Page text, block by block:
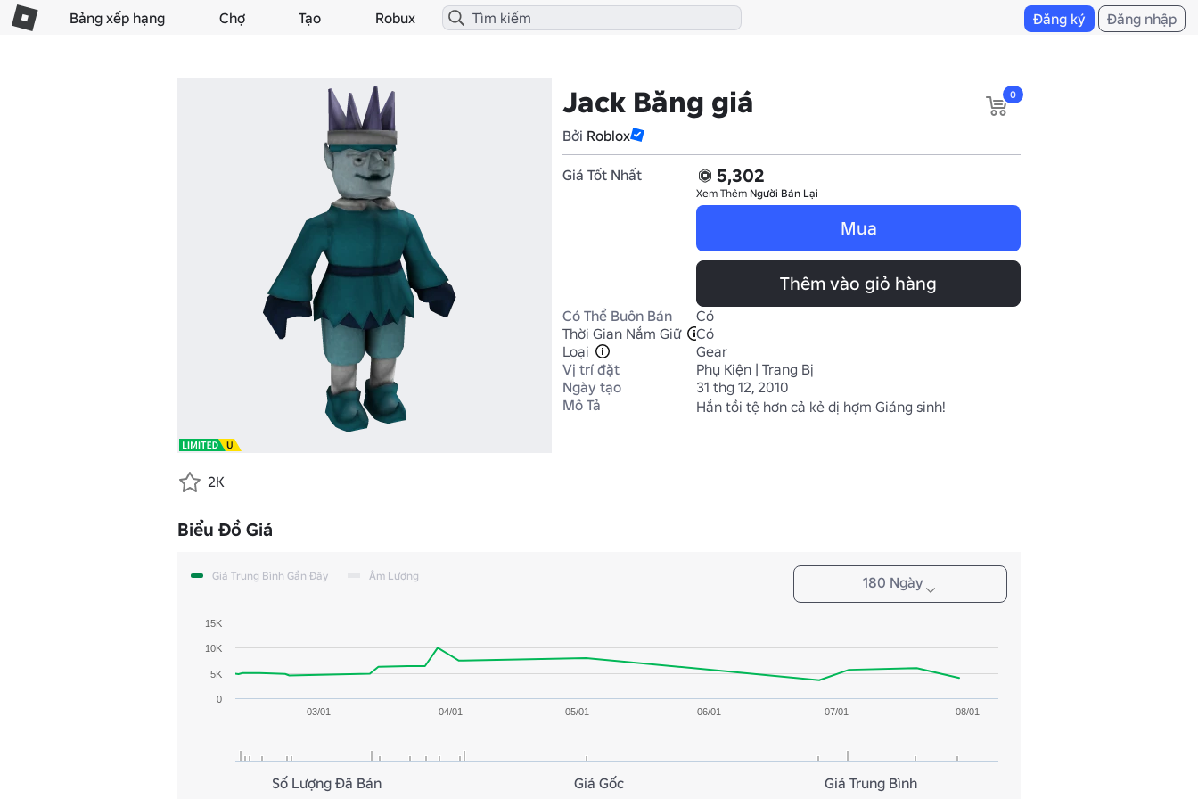
Bảng xếp hạng Chợ Tạo Robux Đăng ký Đăng nhập
Jack Băng giá
Bởi Roblox
0
Giá Tốt Nhất 5,302
Xem Thêm Người Bán Lại
Mua
Thêm vào giỏ hàng
Có Thể Buôn Bán
Có
Thời Gian Nắm Giữ
Có
Loại
Gear
Vị trí đặt
Phụ Kiện | Trang Bị
Ngày tạo
31 thg 12, 2010
Mô Tả
Hắn tồi tệ hơn cả kẻ dị hợm Giáng sinh!
2K
Biểu Đồ Giá
180 Ngày
Giá Trung Bình Gần Đây Âm Lượng
03/01 04/01 05/01 06/01 07/01 08/01
0
5K
10K
15K
Số Lượng Đã Bán Giá Gốc Giá Trung Bình